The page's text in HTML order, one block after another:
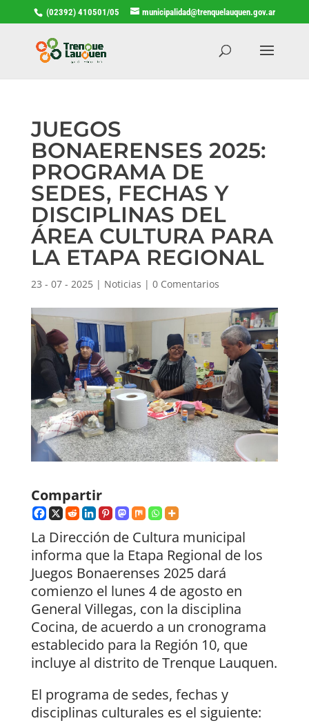
(02392) 410501/05 municipalidad@trenquelauquen.gov.ar
JUEGOS
BONAERENSES 2025:
PROGRAMA DE
SEDES, FECHAS Y
DISCIPLINAS DEL
ÁREA CULTURA PARA
LA ETAPA REGIONAL
23 - 07 - 2025| Noticias | 0 Comentarios
Compartir
La Dirección de Cultura municipal
informa que la Etapa Regional de los
Juegos Bonaerenses 2025 dará
comienzo el lunes 4 de agosto en
General Villegas, con la disciplina
Cocina, de acuerdo a un cronograma
establecido para la Región 10, que
incluye al distrito de Trenque Lauquen.
El programa de sedes, fechas y
disciplinas culturales es el siguiente: